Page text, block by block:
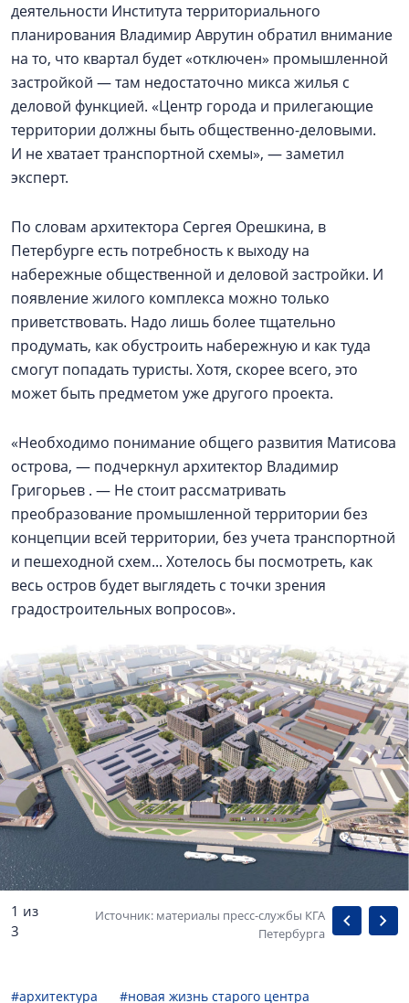
деятельности Института территориального
планирования Владимир Аврутин обратил внимание
на то, что квартал будет «отключен» промышленной
застройкой — там недостаточно микса жилья с
деловой функцией. «Центр города и прилегающие
территории должны быть общественно-деловыми.
И не хватает транспортной схемы», — заметил
эксперт.
По словам архитектора Сергея Орешкина, в
Петербурге есть потребность к выходу на
набережные общественной и деловой застройки. И
появление жилого комплекса можно только
приветствовать. Надо лишь более тщательно
продумать, как обустроить набережную и как туда
смогут попадать туристы. Хотя, скорее всего, это
может быть предметом уже другого проекта.
«Необходимо понимание общего развития Матисова
острова, — подчеркнул архитектор Владимир
Григорьев . — Не стоит рассматривать
преобразование промышленной территории без
концепции всей территории, без учета транспортной
и пешеходной схем... Хотелось бы посмотреть, как
весь остров будет выглядеть с точки зрения
градостроительных вопросов».
1 из
3
Источник: материалы пресс-службы КГА
Петербурга
#архитектура #новая жизнь старого центра